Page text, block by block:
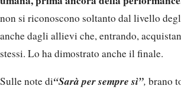
non si riconoscono soltanto dal livello
anche dagli allievi che, entrando,
stessi. Lo ha dimostrato anche il finale.
Sulle note di“Sarà per sempre sì”, brano